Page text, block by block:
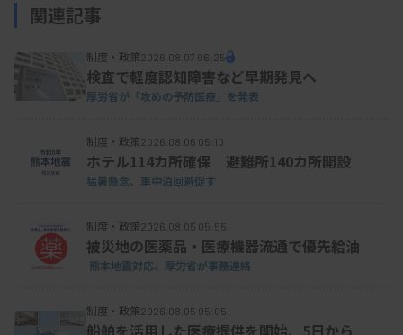
▽イミペネム（IPM）、メロペネム（MEPM）とも
に最小発育阻止濃度（MIC）が8μg/mL以上（阻止
円直径が13mm以下）
円直径が13mm以下）
▽シプロフロキサシ ン（CPFX）はMICが2μg/mL以
▽レボフロキサシン（LVFX）はMICが4μg/mL以上
（阻止円直径が13mm以下）
関連記事
制度・政策2026.08.07 06:25
検査で軽度認知障害など早期発見へ
厚労省が「攻めの予防医療」を発表
制度・政策2026.08.06 05:10
ホテル114カ所確保 避難所140カ所開設
猛暑懸念、車中泊回避促す
制度・政策2026.08.05 05:55
被災地の医薬品・医療機器流通で優先給油
熊本地震対応、厚労省が事務連絡
制度・政策2026.08.05 05:05
船舶を活用した医療提供を開始、5日から